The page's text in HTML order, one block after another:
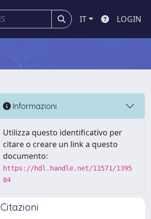
IT LOGIN
Informazioni
Utilizza questo identificativo per
citare o creare un link a questo
documento:
https://hdl.handle.net/11571/1395
84
Citazioni